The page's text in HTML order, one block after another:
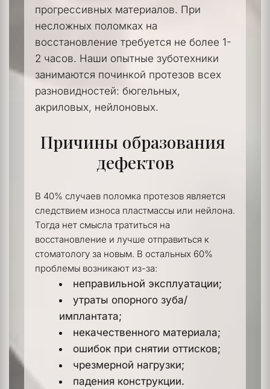
прогрессивных материалов. При
несложных поломках на
восстановление требуется не более 1-
2 часов. Наши опытные зуботехники
занимаются починкой протезов всех
разновидностей: бюгельных,
акриловых, нейлоновых.
Причины образования
дефектов
В 40% случаев поломка протезов является
следствием износа пластмассы или нейлона.
Тогда нет смысла тратиться на
восстановление и лучше отправиться к
стоматологу за новым. В остальных 60%
проблемы возникают из-за:
неправильной эксплуатации;
утраты опорного зуба/
имплантата;
некачественного материала;
ошибок при снятии оттисков;
чрезмерной нагрузки;
падения конструкции.